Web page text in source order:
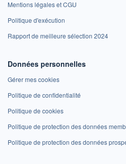
Mentions légales et CGU
Politique d'exécution
Rapport de meilleure sélection 2024
Données personnelles
Gérer mes cookies
Politique de confidentialité
Politique de cookies
Politique de protection des données
Politique de protection des données